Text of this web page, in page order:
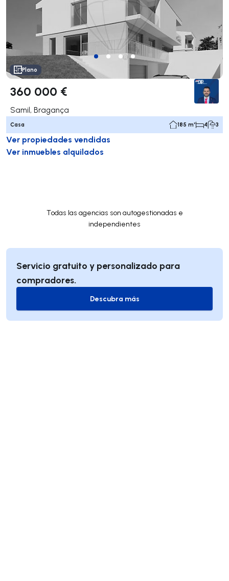
Plano
360 000 €
Samil, Bragança
Casa 185 m² 4 3
Ver propiedades vendidas
Ver inmuebles alquilados
Todas las agencias son autogestionadas e
independientes
Servicio gratuito y personalizado para
compradores.
Descubra más
Descubra más